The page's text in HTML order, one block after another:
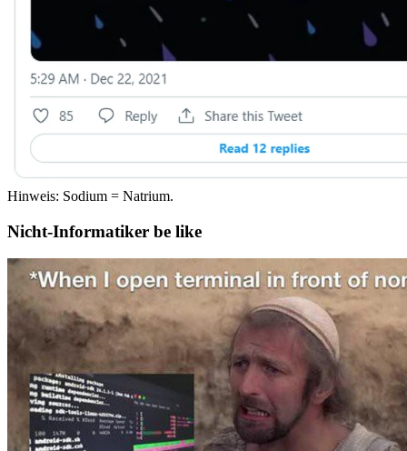
Hinweis: Sodium = Natrium.
Nicht-Informatiker be like